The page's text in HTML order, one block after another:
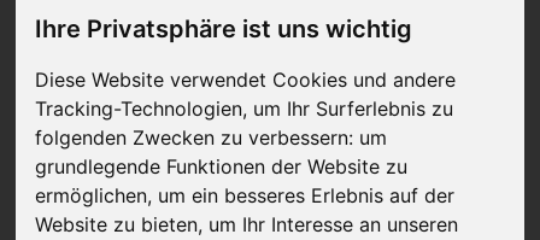
Ihre Privatsphäre ist uns wichtig
Diese Website verwendet Cookies und andere
Tracking-Technologien, um Ihr Surferlebnis zu
folgenden Zwecken zu verbessern: um
grundlegende Funktionen der Website zu
ermöglichen, um ein besseres Erlebnis auf der
Website zu bieten, um Ihr Interesse an unseren
Epidemien: Vogelgrippe